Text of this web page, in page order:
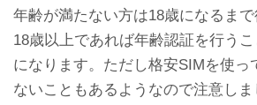
LINEブロックしたらどうな
る？されたらどうなる？確
LINEトー
履歴を
年齢が満たない方は18歳になるまで
18歳以上であれば年齢認証を行う
になります。ただし格安SIMを使っ
ないこともあるようなので注意しま